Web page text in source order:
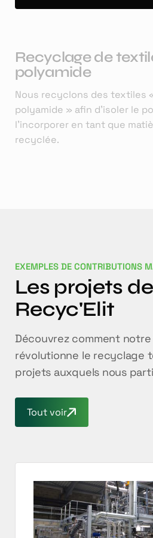
Recyclage de
polyamide
Nous recyclons des textiles
polyamide » afin d'isoler le
l'incorporer en tant que
recyclée.
EXEMPLES DE CONTRIBUTIONS
Les projets de
Recyc'Elit
Découvrez comment
révolutionne le recyclage
projets auxquels nous
Tout voir